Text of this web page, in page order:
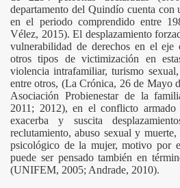
departamento del Quindío cuenta
en el periodo comprendido entre
Vélez, 2015). El desplazamiento
vulnerabilidad de derechos en el eje
otros tipos de victimización en
violencia intrafamiliar, turismo
entre otros, (La Crónica, 26 de Mayo
Asociación Probienestar de la
2011; 2012), en el conflicto
exacerba y suscita
reclutamiento, abuso sexual y
psicológico de la mujer, motivo por
puede ser pensado también en
(UNIFEM, 2005; Andrade, 2010).